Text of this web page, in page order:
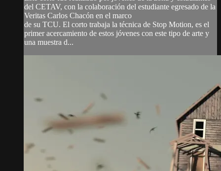
del CETAV, con la colaboración del estudiante egresado de la
Veritas Carlos Chacón en el marco
de su TCU. El corto trabaja la técnica de Stop Motion, es el
primer acercamiento de estos jóvenes con este tipo de arte y
una muestra d...